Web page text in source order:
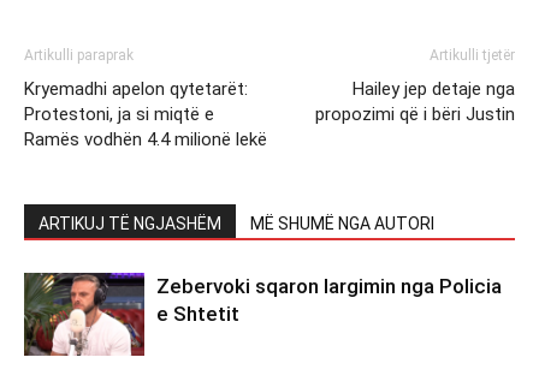
Artikulli paraprak
Kryemadhi apelon qytetarët:
Protestoni, ja si miqtë e
Ramës vodhën 4.4 milionë lekë
Artikulli tjetër
Hailey jep detaje nga
propozimi që i bëri Justin
ARTIKUJ TË NGJASHËM MË SHUMË NGA AUTORI
Zebervoki sqaron largimin nga Policia
e Shtetit